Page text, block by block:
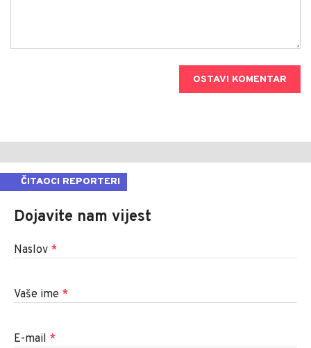
OSTAVI KOMENTAR
ČITAOCI REPORTERI
Dojavite nam vijest
Naslov *
Vaše ime *
E-mail *